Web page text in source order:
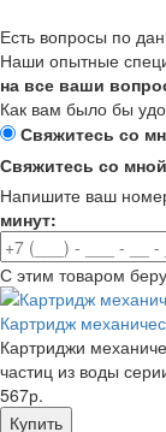
Есть вопросы по
Наши опытные
на все ваши
Как вам было бы
Свяжитесь со
Свяжитесь со
Напишите ваш
минут:
С этим товаром
Картридж
Картриджи
частиц из воды
567р.